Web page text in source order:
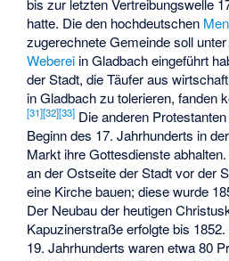
bis zur letzten Vertreibungswelle
hatte. Die den hochdeutschen
zugerechnete Gemeinde soll
Weberei in Gladbach eingeführt
der Stadt, die Täufer aus
in Gladbach zu tolerieren, fanden
[31][32][33] Die anderen
Beginn des 17. Jahrhunderts in
Markt ihre Gottesdienste
an der Ostseite der Stadt vor der
eine Kirche bauen; diese wurde
Der Neubau der heutigen
Kapuzinerstraße erfolgte bis
19. Jahrhunderts waren etwa 80